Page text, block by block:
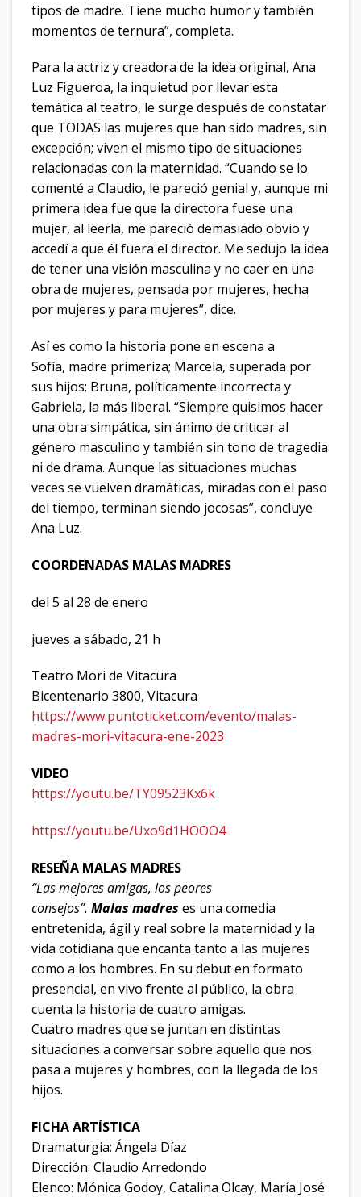
tipos de madre. Tiene mucho humor y también
momentos de ternura”, completa.
Para la actriz y creadora de la idea original, Ana
Luz Figueroa, la inquietud por llevar esta
temática al teatro, le surge después de constatar
que TODAS las mujeres que han sido madres, sin
excepción; viven el mismo tipo de situaciones
relacionadas con la maternidad. “Cuando se lo
comenté a Claudio, le pareció genial y, aunque mi
primera idea fue que la directora fuese una
mujer, al leerla, me pareció demasiado obvio y
accedí a que él fuera el director. Me sedujo la idea
de tener una visión masculina y no caer en una
obra de mujeres, pensada por mujeres, hecha
por mujeres y para mujeres”, dice.
Así es como la historia pone en escena a
Sofía, madre primeriza; Marcela, superada por
sus hijos; Bruna, políticamente incorrecta y
Gabriela, la más liberal. “Siempre quisimos hacer
una obra simpática, sin ánimo de criticar al
género masculino y también sin tono de tragedia
ni de drama. Aunque las situaciones muchas
veces se vuelven dramáticas, miradas con el paso
del tiempo, terminan siendo jocosas”, concluye
Ana Luz.
COORDENADAS MALAS MADRES
del 5 al 28 de enero
jueves a sábado, 21 h
Teatro Mori de Vitacura
Bicentenario 3800, Vitacura
https://www.puntoticket.com/evento/malas-
madres-mori-vitacura-ene-2023
VIDEO
https://youtu.be/TY09523Kx6k
https://youtu.be/Uxo9d1HOOO4
RESEÑA MALAS MADRES
“Las mejores amigas, los peores
consejos”. Malas madres es una comedia
entretenida, ágil y real sobre la maternidad y la
vida cotidiana que encanta tanto a las mujeres
como a los hombres. En su debut en formato
presencial, en vivo frente al público, la obra
cuenta la historia de cuatro amigas.
Cuatro madres que se juntan en distintas
situaciones a conversar sobre aquello que nos
pasa a mujeres y hombres, con la llegada de los
hijos.
FICHA ARTÍSTICA
Dramaturgia: Ángela Díaz
Dirección: Claudio Arredondo
Elenco: Mónica Godoy, Catalina Olcay, María José